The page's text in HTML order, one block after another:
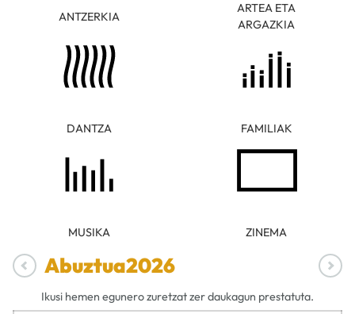
ANTZERKIA
ARTEA ETA
ARGAZKIA
DANTZA FAMILIAK
MUSIKA ZINEMA
Abuztua2026
Ikusi hemen egunero zuretzat zer daukagun prestatuta.